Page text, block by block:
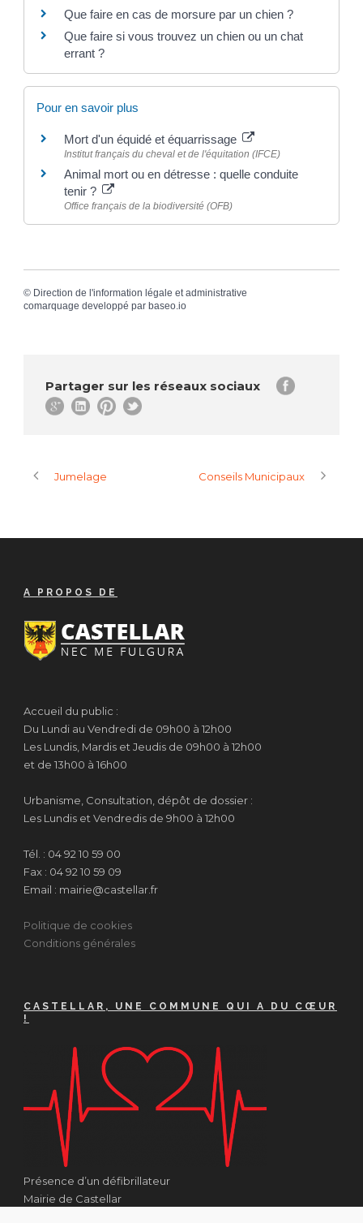
Que faire en cas de morsure par un chien ?
Que faire si vous trouvez un chien ou un chat
errant ?
Pour en savoir plus
Mort d'un équidé et équarrissage
Institut français du cheval et de l'équitation (IFCE)
Animal mort ou en détresse : quelle conduite
tenir ?
Office français de la biodiversité (OFB)
© Direction de l'information légale et administrative
comarquage developpé par baseo.io
Partager sur les réseaux sociaux
Jumelage Conseils Municipaux
A PROPOS DE
Accueil du public :
Du Lundi au Vendredi de 09h00 à 12h00
Les Lundis, Mardis et Jeudis de 09h00 à 12h00
et de 13h00 à 16h00
Urbanisme, Consultation, dépôt de dossier :
Les Lundis et Vendredis de 9h00 à 12h00
Tél. : 04 92 10 59 00
Fax : 04 92 10 59 09
Email : mairie@castellar.fr
Politique de cookies
Conditions générales
CASTELLAR, UNE COMMUNE QUI A DU CŒUR
!
Présence d’un défibrillateur
Mairie de Castellar